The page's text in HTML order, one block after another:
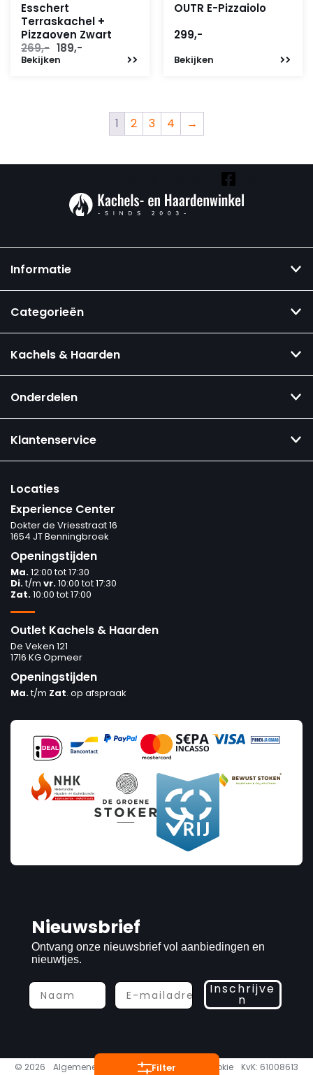
Prijs
Vermogen
Filter
Esschert
Terraskachel +
Pizzaoven Zwart
269,- Oorspronkelijke
prijs
189,-
Bekijken
OUTR E-Pizzaiolo
299,-
Bekijken
1 2 3 4 →
Informatie
Categorieën
Kachels & Haarden
Onderdelen
Klantenservice
Locaties
Experience Center
Dokter de Vriesstraat 16
1654 JT Benningbroek
Openingstijden
Ma.12:00 tot 17:30
Di.t/m vr.10:00 tot 17:30
Zat.10:00 tot 17:00
Outlet Kachels & Haarden
De Veken 121
1716 KG Opmeer
Openingstijden
Ma.t/m Zat. op afspraak
Nieuwsbrief
Ontvang onze nieuwsbrief vol aanbiedingen en
nieuwtjes.
Inschrijve
n
© 2026 Algemene voorwaarden Privacy & cookie
KvK: 61008613